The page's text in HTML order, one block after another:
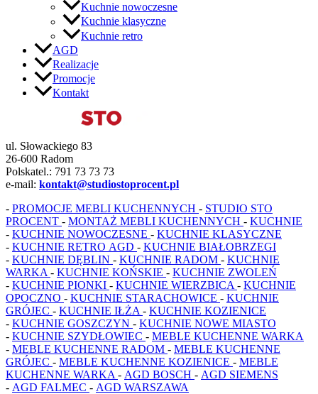
Kuchnie nowoczesne
Kuchnie klasyczne
Kuchnie retro
AGD
Realizacje
Promocje
Kontakt
ul. Słowackiego 83
26-600 Radom
Polskatel.: 791 73 73 73
e-mail: kontakt@studiostoprocent.pl
- PROMOCJE MEBLI KUCHENNYCH - STUDIO STO
PROCENT - MONTAŻ MEBLI KUCHENNYCH - KUCHNIE
- KUCHNIE NOWOCZESNE - KUCHNIE KLASYCZNE
- KUCHNIE RETRO AGD - KUCHNIE BIAŁOBRZEGI
- KUCHNIE DĘBLIN - KUCHNIE RADOM - KUCHNIE
WARKA - KUCHNIE KOŃSKIE - KUCHNIE ZWOLEŃ
- KUCHNIE PIONKI - KUCHNIE WIERZBICA - KUCHNIE
OPOCZNO - KUCHNIE STARACHOWICE - KUCHNIE
GRÓJEC - KUCHNIE IŁŻA - KUCHNIE KOZIENICE
- KUCHNIE GOSZCZYN - KUCHNIE NOWE MIASTO
- KUCHNIE SZYDŁOWIEC - MEBLE KUCHENNE WARKA
- MEBLE KUCHENNE RADOM - MEBLE KUCHENNE
GRÓJEC - MEBLE KUCHENNE KOZIENICE - MEBLE
KUCHENNE WARKA - AGD BOSCH - AGD SIEMENS
- AGD FALMEC - AGD WARSZAWA